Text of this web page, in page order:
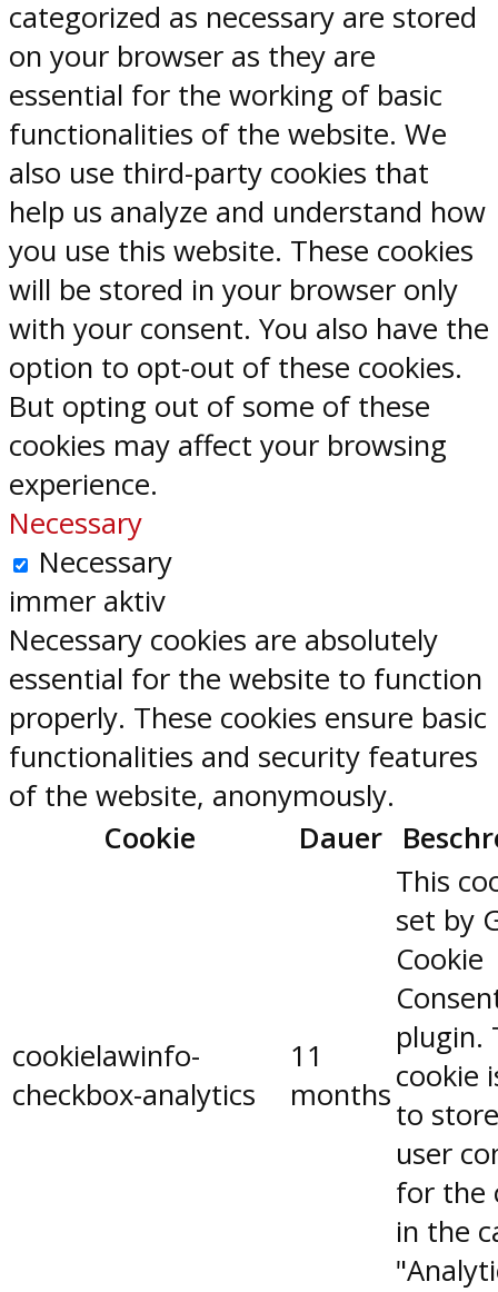
categorized as necessary are stored
on your browser as they are
essential for the working of basic
functionalities of the website. We
also use third-party cookies that
help us analyze and understand how
you use this website. These cookies
will be stored in your browser only
with your consent. You also have the
option to opt-out of these cookies.
But opting out of some of these
cookies may affect your browsing
experience.
Necessary
Necessary
immer aktiv
Necessary cookies are absolutely
essential for the website to function
properly. These cookies ensure basic
functionalities and security features
of the website, anonymously.
Cookie
Dauer
cookielawinfo-
checkbox-analytics
11
months
This
set by
Cookie
plugin.
cookie
to
user
for the
in the